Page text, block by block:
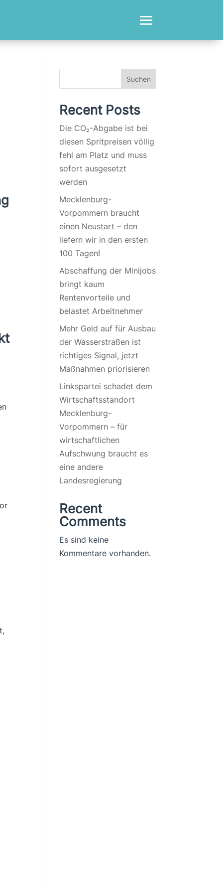
Suchen
Recent Posts
Die CO₂-Abgabe ist bei
diesen Spritpreisen völlig
fehl am Platz und muss
sofort ausgesetzt
werden
Mecklenburg-
Vorpommern braucht
einen Neustart – den
liefern wir in den ersten
100 Tagen!
Abschaffung der Minijobs
bringt kaum
Rentenvorteile und
belastet Arbeitnehmer
Mehr Geld auf für Ausbau
der Wasserstraßen ist
richtiges Signal, jetzt
Maßnahmen priorisieren
Linkspartei schadet dem
Wirtschaftsstandort
Mecklenburg-
Vorpommern – für
wirtschaftlichen
Aufschwung braucht es
eine andere
Landesregierung
Recent
Comments
Es sind keine
Kommentare vorhanden.